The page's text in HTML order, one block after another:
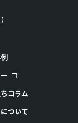
コラム
ついて